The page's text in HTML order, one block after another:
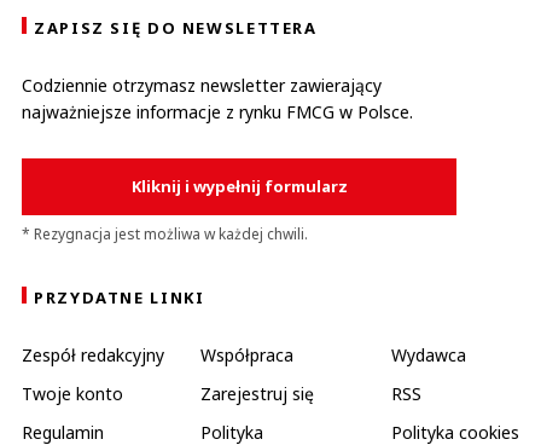
ZAPISZ SIĘ DO NEWSLETTERA
Codziennie otrzymasz newsletter zawierający
najważniejsze informacje z rynku FMCG w Polsce.
Kliknij i wypełnij formularz
* Rezygnacja jest możliwa w każdej chwili.
PRZYDATNE LINKI
Zespół redakcyjny Współpraca
Wydawca
Twoje konto
Zarejestruj się
RSS
Regulamin
Polityka
Polityka cookies